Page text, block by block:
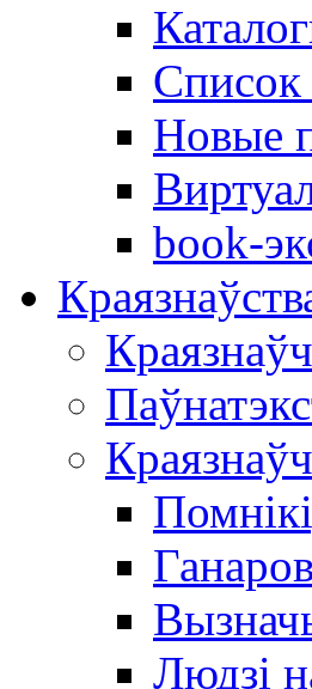
Список
Новые
book-
Людзі